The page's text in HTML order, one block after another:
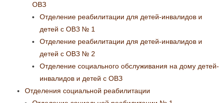
ОВЗ
Отделение реабилитации для детей-инвалидов и
детей с ОВЗ № 1
Отделение реабилитации для детей-инвалидов и
детей с ОВЗ № 2
Отделение социального обслуживания на дому детей-
инвалидов и детей с ОВЗ
Отделения социальной реабилитации